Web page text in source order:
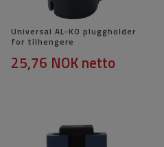
Universal AL-KO pluggholder
for tilhengere
25,76 NOKnetto